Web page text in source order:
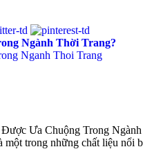
Ngành Thời Trang?
Ưa Chuộng Trong Ngành
trong những chất liệu nổi